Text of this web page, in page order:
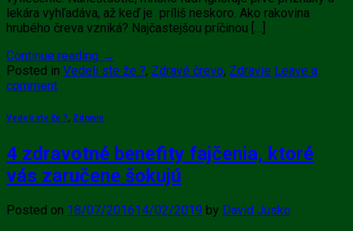
lekára vyhľadáva, až keď je príliš neskoro. Ako rakovina
hrubého čreva vzniká? Najčastejšou príčinou […]
Continue reading →
Posted in Vedeli ste že ?, Zdravé črevo, Zdravie Leave a
comment
Vedeli ste že ?, Zdravie
4 zdravotné benefity fajčenia, ktoré
vás zaručene šokujú
Posted on 18/07/201614/02/2019 by David Jusko